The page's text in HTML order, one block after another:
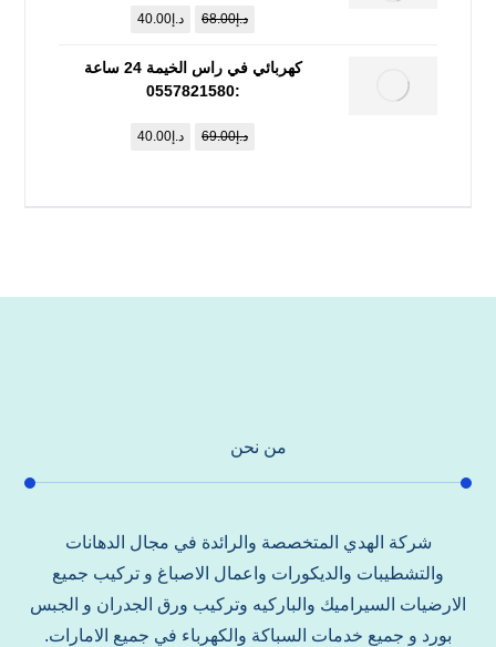
د.إ68.00 د.إ 40.00
كهربائي في راس الخيمة 24 ساعة
:0557821580
د.إ69.00 د.إ 40.00
من نحن
شركة الهدي المتخصصة والرائدة في مجال الدهانات
والتشطيبات والديكورات واعمال الاصباغ و تركيب جميع
الارضيات السيراميك والباركيه وتركيب ورق الجدران و الجبس
بورد و جميع خدمات السباكة والكهرباء في جميع الامارات.